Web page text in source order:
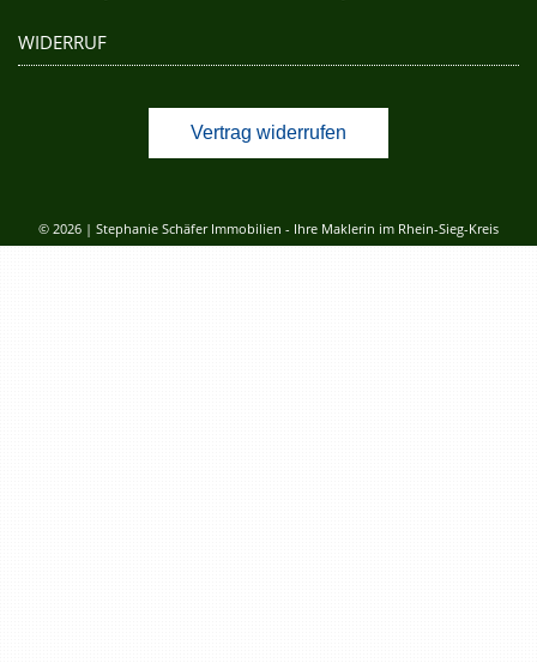
WIDERRUF
Vertrag widerrufen
© 2026 | Stephanie Schäfer Immobilien - Ihre Maklerin im Rhein-Sieg-Kreis